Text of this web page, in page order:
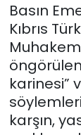
Basın
Kıbrıs
karinesi”
karşın,
GEZİ
KKTC